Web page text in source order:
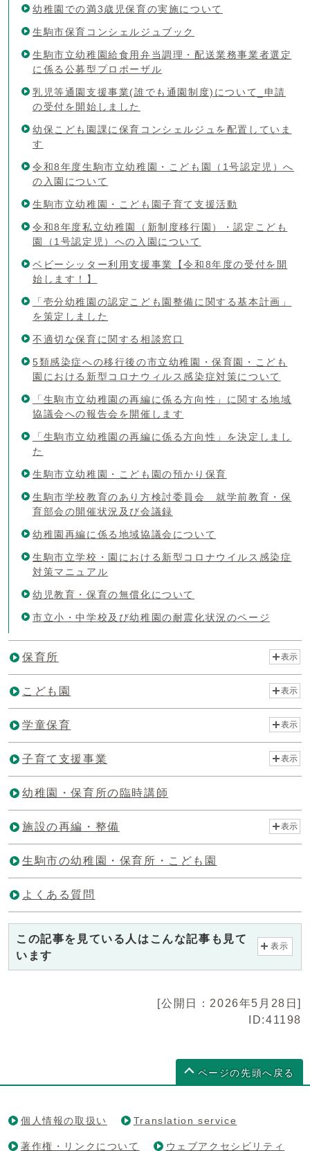
幼稚園での満3歳児保育の実施について
生駒市保育コンシェルジュブック
生駒市立幼稚園給食用弁当調理・配送業務事業者選定
に係る公募型プロポーザル
乳児等通園支援事業(誰でも通園制度)について_申請
の受付を開始しました
幼保こども園課に保育コンシェルジュを配置していま
す
令和8年度生駒市立幼稚園・こども園（1号認定児）へ
の入園について
生駒市立幼稚園・こども園子育て支援活動
令和8年度私立幼稚園（新制度移行園）・認定こども
園（1号認定児）への入園について
ベビーシッター利用支援事業【令和8年度の受付を開
始します！】
「壱分幼稚園の認定こども園整備に関する基本計画」
を策定しました
不適切な保育に関する相談窓口
5類感染症への移行後の市立幼稚園・保育園・こども
園における新型コロナウィルス感染症対策について
「生駒市立幼稚園の再編に係る方向性」に関する地域
協議会への報告会を開催します
「生駒市立幼稚園の再編に係る方向性」を決定しまし
た
生駒市立幼稚園・こども園の預かり保育
生駒市学校教育のあり方検討委員会 就学前教育・保
育部会の開催状況及び会議録
幼稚園再編に係る地域協議会について
生駒市立学校・園における新型コロナウイルス感染症
対策マニュアル
幼児教育・保育の無償化について
市立小・中学校及び幼稚園の耐震化状況のページ
保育所 表示
こども園 表示
学童保育 表示
子育て支援事業 表示
幼稚園・保育所の臨時講師
施設の再編・整備 表示
生駒市の幼稚園・保育所・こども園
よくある質問
この記事を見ている人はこんな記事も見て
います
表示
[公開日：2026年5月28日]
ID:41198
ページの先頭へ戻る
個人情報の取扱い Translation service
著作権・リンクについて ウェブアクセシビリティ